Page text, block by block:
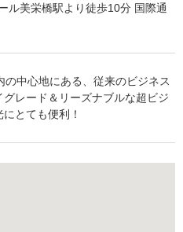
ル美栄橋駅より徒歩10分 国際通
中心地にある、従来のビジネス
レード＆リーズナブルな超ビジ
とても便利！